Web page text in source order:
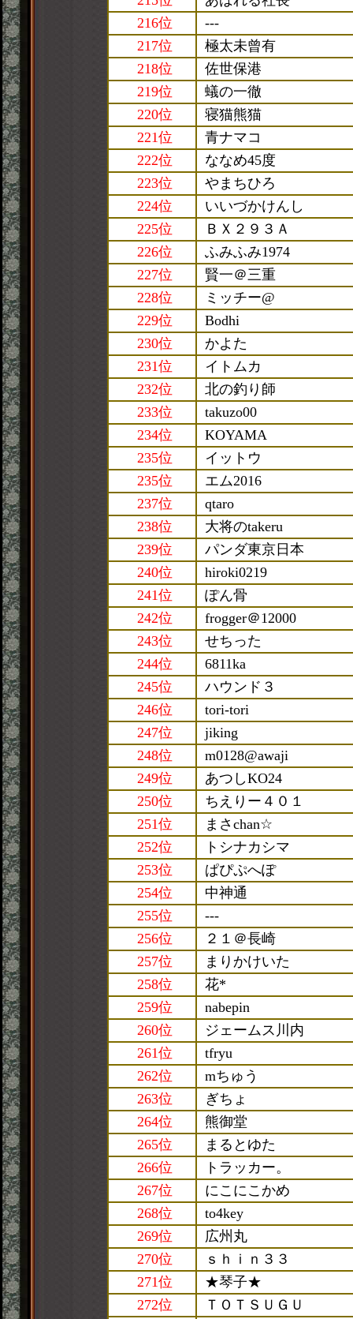
216位
---
217位
極太未曾有
218位
佐世保港
219位
蟻の一徹
220位
寝猫熊猫
221位
青ナマコ
222位
ななめ45度
223位
やまちひろ
224位
いいづかけんし
225位
ＢＸ２９３Ａ
226位
ふみふみ1974
227位
賢一＠三重
228位
ミッチー@
229位
Bodhi
230位
かよた
231位
イトムカ
232位
北の釣り師
233位
takuzo00
234位
KOYAMA
235位
イットウ
235位
エム2016
237位
qtaro
238位
大将のtakeru
239位
パンダ東京日本
240位
hiroki0219
241位
ぽん骨
242位
frogger＠12000
243位
せちった
244位
6811ka
245位
ハウンド３
246位
tori-tori
247位
jiking
248位
m0128@awaji
249位
あつしKO24
250位
ちえりー４０１
251位
まさchan☆
252位
トシナカシマ
253位
ぱぴぷへぽ
254位
中神通
255位
---
256位
２１＠長崎
257位
まりかけいた
258位
花*
259位
nabepin
260位
ジェームス川内
261位
tfryu
262位
mちゅう
263位
ぎちょ
264位
熊御堂
265位
まるとゆた
266位
トラッカー。
267位
にこにこかめ
268位
to4key
269位
広州丸
270位
ｓｈｉｎ３３
271位
★琴子★
272位
ＴＯＴＳＵＧＵ